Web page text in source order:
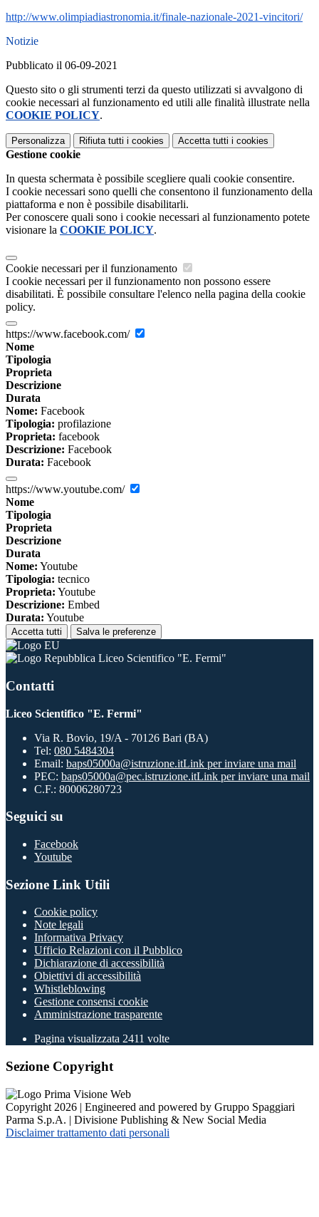
http://www.olimpiadiastronomia.it/finale-nazionale-2021-vincitori/
Notizie
Pubblicato il 06-09-2021
Questo sito o gli strumenti terzi da questo utilizzati si avvalgono di
cookie necessari al funzionamento ed utili alle finalità illustrate nella
COOKIE POLICY.
Personalizza Rifiuta tutti i cookies Accetta tutti i cookies
Gestione cookie
In questa schermata è possibile scegliere quali cookie consentire.
I cookie necessari sono quelli che consentono il funzionamento della
piattaforma e non è possibile disabilitarli.
Per conoscere quali sono i cookie necessari al funzionamento potete
visionare la COOKIE POLICY.
Cookie necessari per il funzionamento
I cookie necessari per il funzionamento non possono essere
disabilitati. È possibile consultare l'elenco nella pagina della cookie
policy.
https://www.facebook.com/
Nome
Tipologia
Proprieta
Descrizione
Durata
Nome: Facebook
Tipologia: profilazione
Proprieta: facebook
Descrizione: Facebook
Durata: Facebook
https://www.youtube.com/
Nome
Tipologia
Proprieta
Descrizione
Durata
Nome: Youtube
Tipologia: tecnico
Proprieta: Youtube
Descrizione: Embed
Durata: Youtube
Accetta tutti Salva le preferenze
Liceo Scientifico "E. Fermi"
Contatti
Liceo Scientifico "E. Fermi"
Via R. Bovio, 19/A - 70126 Bari (BA)
Tel: 080 5484304
Email: baps05000a@istruzione.itLink per inviare una mail
PEC: baps05000a@pec.istruzione.itLink per inviare una mail
C.F.: 80006280723
Seguici su
Facebook
Youtube
Sezione Link Utili
Cookie policy
Note legali
Informativa Privacy
Ufficio Relazioni con il Pubblico
Dichiarazione di accessibilità
Obiettivi di accessibilità
Whistleblowing
Gestione consensi cookie
Amministrazione trasparente
Pagina visualizzata 2411 volte
Sezione Copyright
Copyright 2026 | Engineered and powered by Gruppo Spaggiari
Parma S.p.A. | Divisione Publishing & New Social Media
Disclaimer trattamento dati personali